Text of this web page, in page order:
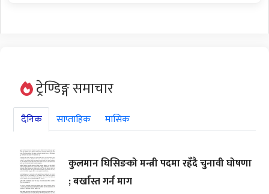
ट्रेण्डिङ्ग समाचार
दैनिक साप्ताहिक मासिक
कुलमान घिसिङको मन्त्री पदमा रहँदै चुनावी घोषणा
; बर्खास्त गर्न माग